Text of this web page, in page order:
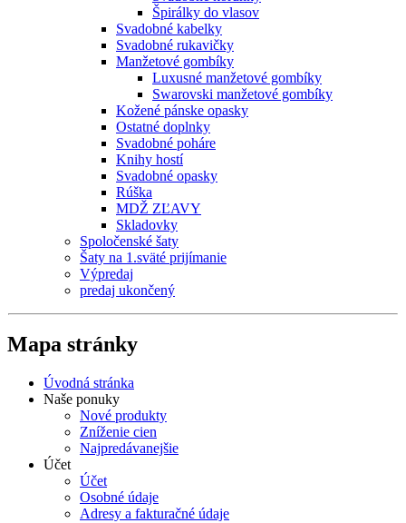
Špirálky do vlasov
Svadobné kabelky
Svadobné rukavičky
Manžetové gombíky
Luxusné manžetové gombíky
Swarovski manžetové gombíky
Kožené pánske opasky
Ostatné doplnky
Svadobné poháre
Knihy hostí
Svadobné opasky
Rúška
MDŽ ZĽAVY
Skladovky
Spoločenské šaty
Šaty na 1.sväté prijímanie
Výpredaj
predaj ukončený
Mapa stránky
Úvodná stránka
Naše ponuky
Nové produkty
Zníženie cien
Najpredávanejšie
Účet
Účet
Osobné údaje
Adresy a fakturačné údaje